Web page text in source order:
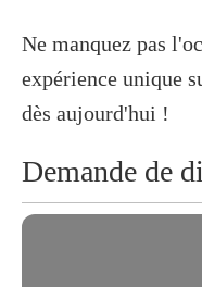
Ne manquez pas
expérience unique
dès aujourd'hui !
Demande de